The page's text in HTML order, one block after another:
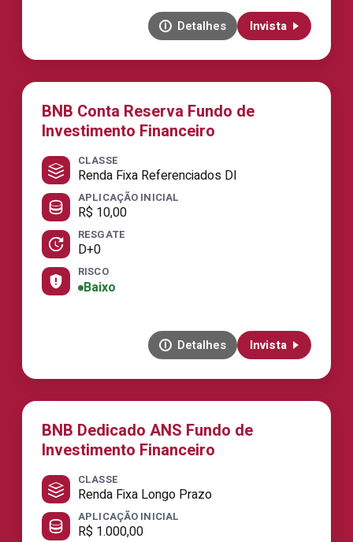
Detalhes Invista
BNB Conta Reserva Fundo de
Investimento Financeiro
CLASSE
Renda Fixa Referenciados DI
APLICAÇÃO INICIAL
R$ 10,00
RESGATE
D+0
RISCO
Baixo
Detalhes Invista
BNB Dedicado ANS Fundo de
Investimento Financeiro
CLASSE
Renda Fixa Longo Prazo
APLICAÇÃO INICIAL
R$ 1.000,00